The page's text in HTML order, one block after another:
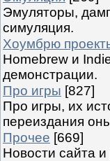
Эмуляторы,
симуляция.
Хоумбрю
Homebrew и
демонстрации.
Про игры [827]
Про игры, их
переиздания
Прочее [669]
Новости сайта и